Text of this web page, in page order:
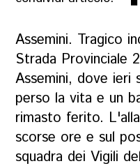
Assemini. Tragico
Strada Provinciale
Assemini, dove ieri
perso la vita e un
rimasto ferito.
scorse ore e sul
squadra dei Vigili